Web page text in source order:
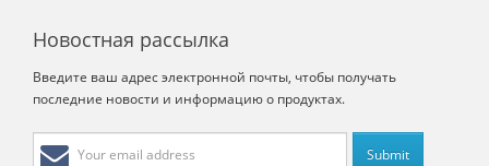
Новостная рассылка
Введите ваш адрес электронной почты, чтобы получать
последние новости и информацию о продуктах.